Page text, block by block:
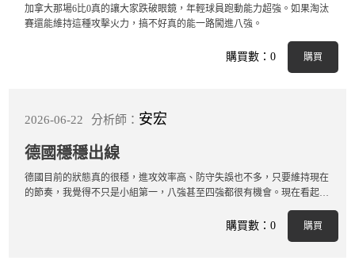
加拿大那場6比0真的讓大家跌破眼鏡，年輕球員跑動能力超強。如果淘汰
賽還能維持這種攻擊火力，搞不好真的能一路闖進八強。
購買數：0 購買
2026-06-22 分析師： 安宏
德國穩穩出線
德國目前的狀態真的很穩，進攻效率高、防守失誤也不多，只要維持現在
的節奏，我覺得不只是小組第一，八強甚至四強都很有機會。現在看起來
購買數：0 購買